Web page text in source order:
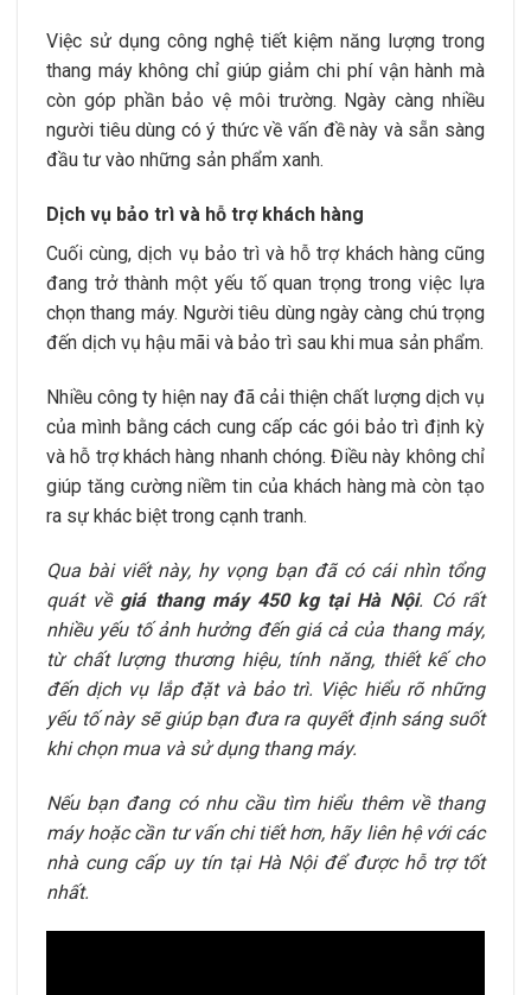
Việc sử dụng công nghệ tiết kiệm năng lượng trong
thang máy không chỉ giúp giảm chi phí vận hành mà
còn góp phần bảo vệ môi trường. Ngày càng nhiều
người tiêu dùng có ý thức về vấn đề này và sẵn sàng
đầu tư vào những sản phẩm xanh.
Dịch vụ bảo trì và hỗ trợ khách hàng
Cuối cùng, dịch vụ bảo trì và hỗ trợ khách hàng cũng
đang trở thành một yếu tố quan trọng trong việc lựa
chọn thang máy. Người tiêu dùng ngày càng chú trọng
đến dịch vụ hậu mãi và bảo trì sau khi mua sản phẩm.
Nhiều công ty hiện nay đã cải thiện chất lượng dịch vụ
của mình bằng cách cung cấp các gói bảo trì định kỳ
và hỗ trợ khách hàng nhanh chóng. Điều này không chỉ
giúp tăng cường niềm tin của khách hàng mà còn tạo
ra sự khác biệt trong cạnh tranh.
Qua bài viết này, hy vọng bạn đã có cái nhìn tổng
quát về giá thang máy 450 kg tại Hà Nội. Có rất
nhiều yếu tố ảnh hưởng đến giá cả của thang máy,
từ chất lượng thương hiệu, tính năng, thiết kế cho
đến dịch vụ lắp đặt và bảo trì. Việc hiểu rõ những
yếu tố này sẽ giúp bạn đưa ra quyết định sáng suốt
khi chọn mua và sử dụng thang máy.
Nếu bạn đang có nhu cầu tìm hiểu thêm về thang
máy hoặc cần tư vấn chi tiết hơn, hãy liên hệ với các
nhà cung cấp uy tín tại Hà Nội để được hỗ trợ tốt
nhất.